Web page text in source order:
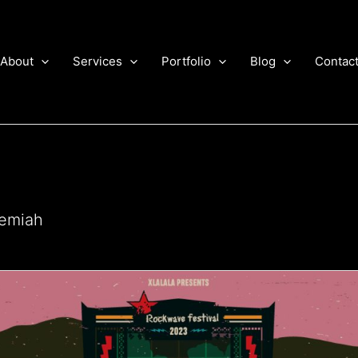
About
Services Portfolio Blog Contact